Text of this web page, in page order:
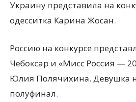
Украину представила на
одесситка Карина Жосан.
Россию на конкурсе
Чебоксар и «Мисс Россия —
Юлия Полячихина. Девушка
полуфинал.